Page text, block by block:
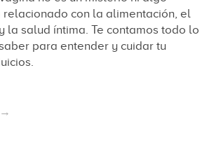
relacionado con la alimentación, el
la salud íntima. Te contamos todo lo
para entender y cuidar tu